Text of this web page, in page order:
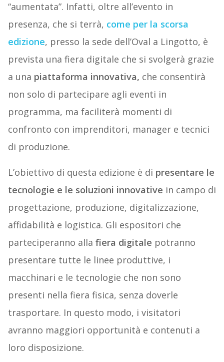
“aumentata”. Infatti, oltre all’evento in
presenza, che si terrà, come per la scorsa
edizione, presso la sede dell’Oval a Lingotto, è
prevista una fiera digitale che si svolgerà grazie
a una piattaforma innovativa, che consentirà
non solo di partecipare agli eventi in
programma, ma faciliterà momenti di
confronto con imprenditori, manager e tecnici
di produzione.
L’obiettivo di questa edizione è di presentare le
tecnologie e le soluzioni innovative in campo di
progettazione, produzione, digitalizzazione,
affidabilità e logistica. Gli espositori che
parteciperanno alla fiera digitale potranno
presentare tutte le linee produttive, i
macchinari e le tecnologie che non sono
presenti nella fiera fisica, senza doverle
trasportare. In questo modo, i visitatori
avranno maggiori opportunità e contenuti a
loro disposizione.